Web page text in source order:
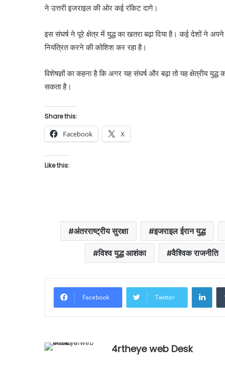
ने उत्तरी इजराइल की ओर कई रॉकेट दागे।
इस संघर्ष ने पूरे क्षेत्र में युद्ध का खतरा बढ़ा दिया है। कई देशों ने
नियंत्रित करने की कोशिश कर रहा है।
विशेषज्ञों का कहना है कि अगर यह संघर्ष और बढ़ा तो यह क्षेत्रीय
सकता है।
Share this:
Facebook X
Like this:
अंतरराष्ट्रीय सुरक्षा इजराइल ईरान युद्ध
विश्व युद्ध आशंका वैश्विक राजनीति
Facebook Twitter
4rtheye web Desk